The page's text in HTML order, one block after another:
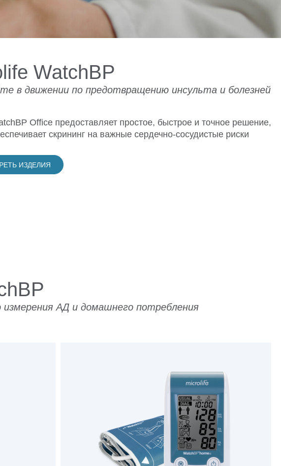
WatchBP
в движении по предотвращению инсульта и болезней
Office предоставляет простое, быстрое и точное решение,
скрининг на важные сердечно-сосудистые риски
ИЗДЕЛИЯ
измерения АД и домашнего потребления